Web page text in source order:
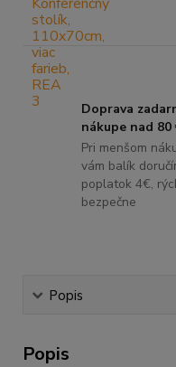
Doprava
nákupe nad 80
Pri menšom
vám balík
poplatok 4€,
bezpečne
Popis
Popis